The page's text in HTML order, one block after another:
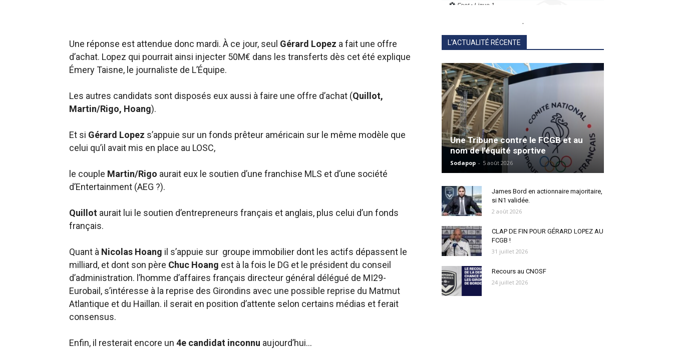
Une réponse est attendue donc mardi. À ce jour, seul Gérard Lopez a fait une offre
d’achat. Lopez qui pourrait ainsi injecter 50M€ dans les transferts dès cet été explique
Émery Taisne, le journaliste de L’Équipe.
Les autres candidats sont disposés eux aussi à faire une offre d’achat (Quillot,
Martin/Rigo, Hoang).
Et si Gérard Lopez s’appuie sur un fonds prêteur américain sur le même modèle que
celui qu’il avait mis en place au LOSC,
le couple Martin/Rigo aurait eux le soutien d’une franchise MLS et d’une société
d’Entertainment (AEG ?).
Quillot aurait lui le soutien d’entrepreneurs français et anglais, plus celui d’un fonds
français.
Quant à Nicolas Hoang il s’appuie sur groupe immobilier dont les actifs dépassent le
milliard, et dont son père Chuc Hoang est à la fois le DG et le président du conseil
d’administration. l’homme d’affaires français directeur général délégué de MI29-
Eurobail, s’intéresse à la reprise des Girondins avec une possible reprise du Matmut
Atlantique et du Haillan. il serait en position d’attente selon certains médias et ferait
consensus.
Enfin, il resterait encore un 4e candidat inconnu aujourd’hui…
.
L'ACTUALITÉ RÉCENTE
Une Tribune contre le FCGB et au
nom de l’équité sportive
Sodapop - 5 août 2026
James Bord en actionnaire majoritaire,
si N1 validée.
2 août 2026
CLAP DE FIN POUR GÉRARD LOPEZ AU
FCGB !
31 juillet 2026
Recours au CNOSF
24 juillet 2026